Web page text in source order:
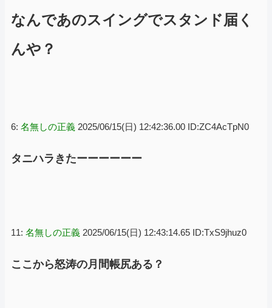
なんであのスイングでスタンド届く
んや？
6: 名無しの正義 2025/06/15(日) 12:42:36.00 ID:ZC4AcTpN0
タニハラきたーーーーーー
11: 名無しの正義 2025/06/15(日) 12:43:14.65 ID:TxS9jhuz0
ここから怒涛の月間帳尻ある？